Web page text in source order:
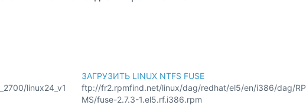
linux24_v1
ЗАГРУЗИТЬ LINUX NTFS FUSE
ftp://fr2.rpmfind.net/linux/dag/redhat/el5/en/i386/dag/RP
MS/fuse-2.7.3-1.el5.rf.i386.rpm